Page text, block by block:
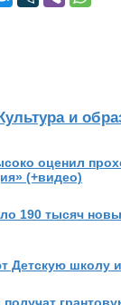
и
оценил
(+видео)
190 тысяч
Детскую школу